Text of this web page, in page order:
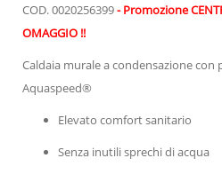
COD. 0020256399- Promozione
OMAGGIO !!
Caldaia murale a condensazione con
Aquaspeed®
Elevato comfort sanitario
Senza inutili sprechi di acqua